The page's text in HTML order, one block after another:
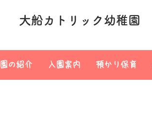
大船カトリック幼稚園
園の紹介 入園案内 預かり保育